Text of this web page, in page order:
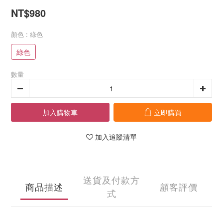
NT$980
顏色 : 綠色
綠色
數量
加入購物車 立即購買
加入追蹤清單
商品描述
送貨及付款方
式
顧客評價